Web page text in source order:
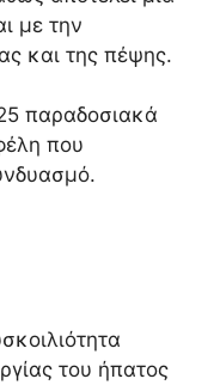
με την
και της πέψης.
παραδοσιακά
που
του ήπατος